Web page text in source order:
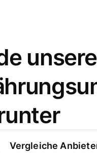
Vergleiche